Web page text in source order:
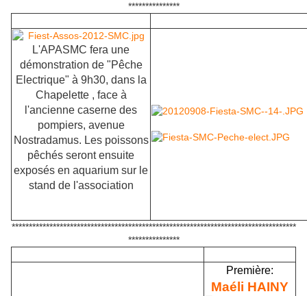
***************
L'APASMC fera une
démonstration de "Pêche
Electrique" à 9h30, dans la
Chapelette , face à
l'ancienne caserne des
pompiers, avenue
Nostradamus. Les poissons
pêchés seront ensuite
exposés en aquarium sur le
stand de l'association
***********************************************************************************
***************
Première:
Maéli HAINY